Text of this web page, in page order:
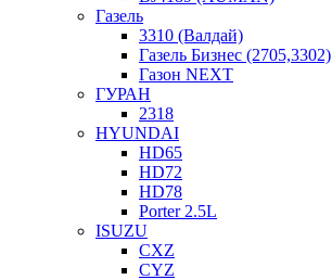
Газель
3310 (Валдай)
Газель Бизнес (2705,3302)
Газон NEXT
ГУРАН
2318
HYUNDAI
HD65
HD72
HD78
Porter 2.5L
ISUZU
CXZ
CYZ